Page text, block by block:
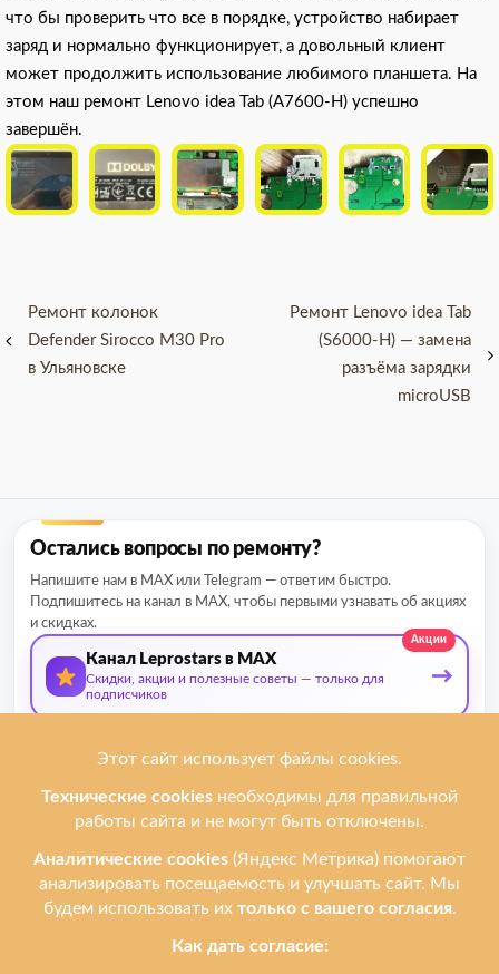
что бы проверить что все в порядке, устройство набирает
заряд и нормально функционирует, а довольный клиент
может продолжить использование любимого планшета. На
этом наш ремонт Lenovo idea Tab (A7600-H) успешно
завершён.
Навигация
по
записям
Ремонт колонок
Defender Sirocco M30 Pro
в Ульяновске
Ремонт Lenovo idea Tab
(S6000-H) — замена
разъёма зарядки
microUSB
Остались вопросы по ремонту?
Напишите нам в MAX или Telegram — ответим быстро.
Подпишитесь на канал в MAX, чтобы первыми узнавать об акциях
и скидках.
Акции
Канал Leprostars в MAX
Скидки, акции и полезные советы — только для
подписчиков
→
О нас
Мы ремонтируем